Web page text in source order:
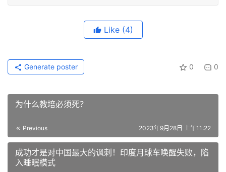
Like (4)
0 0
Generate poster
为什么教培必须死？
Previous 2023年9月28日 上午11:22
成功才是对中国最大的讽刺！印度月球车唤醒失败，陷
入睡眠模式